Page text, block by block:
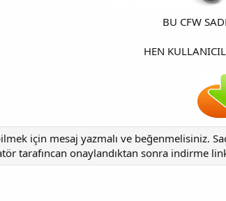
BU CFW
HEN
için mesaj yazmalı ve beğenmelisiniz.
tarafıncan onaylandıktan sonra indirme